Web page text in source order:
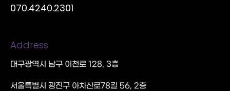
070.4240.2301
Address
대구광역시 남구 이천로 128, 3층
서울특별시 광진구 아차산로78길 56, 2층